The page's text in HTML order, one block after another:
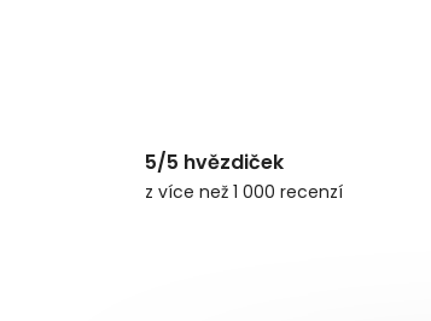
5/5 hvězdiček
z více než 1 000 recenzí